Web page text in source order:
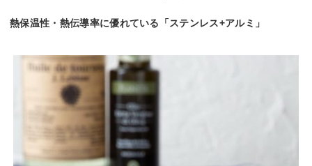
熱保温性・熱伝導率に優れている「ステンレス+アルミ」